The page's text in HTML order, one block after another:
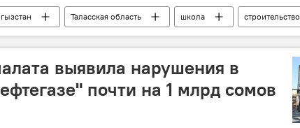
Таласская область школа
строительство
выявила нарушения в
почти на 1 млрд сомов